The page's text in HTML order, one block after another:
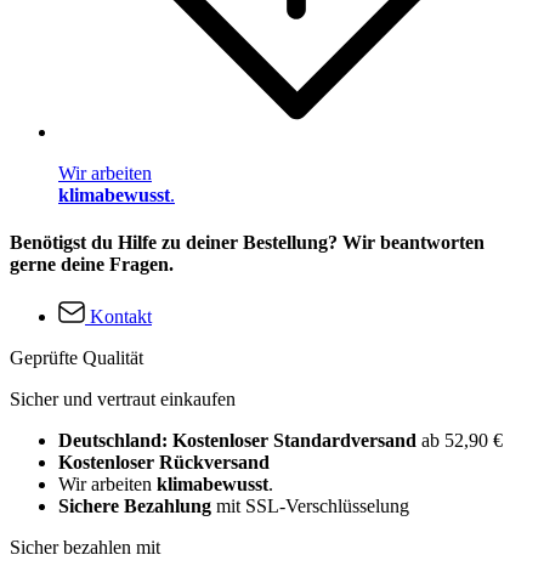
Wir arbeiten
klimabewusst.
Benötigst du Hilfe zu deiner Bestellung? Wir beantworten
gerne deine Fragen.
Kontakt
Geprüfte Qualität
Sicher und vertraut einkaufen
Deutschland: Kostenloser Standardversand ab 52,90 €
Kostenloser Rückversand
Wir arbeiten klimabewusst.
Sichere Bezahlung mit SSL-Verschlüsselung
Sicher bezahlen mit